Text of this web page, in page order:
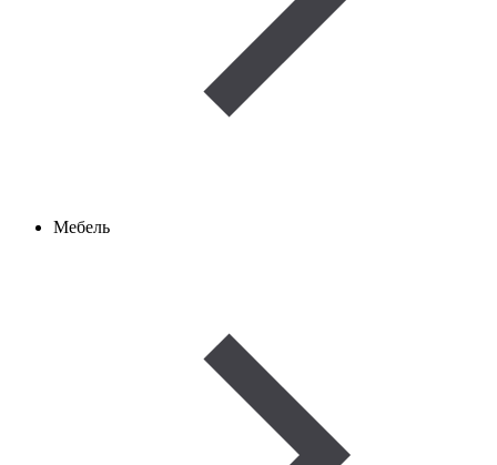
Мебель